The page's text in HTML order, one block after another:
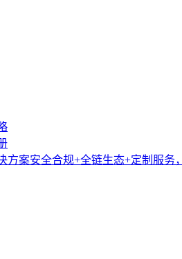
案安全合规+全链生态+定制服务